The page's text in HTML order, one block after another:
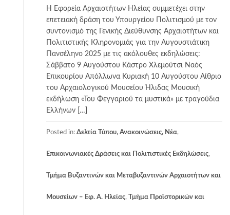
Η Εφορεία Αρχαιοτήτων Ηλείας συμμετέχει στην
επετειακή δράση του Υπουργείου Πολιτισμού με τον
συντονισμό της Γενικής Διεύθυνσης Αρχαιοτήτων και
Πολιτιστικής Κληρονομιάς για την Αυγουστιάτικη
Πανσέληνο 2025 με τις ακόλουθες εκδηλώσεις:
Σάββατο 9 Αυγούστου Κάστρο Χλεμούτσι Ναός
Επικουρίου Απόλλωνα Κυριακή 10 Αυγούστου Αίθριο
του Αρχαιολογικού Μουσείου Ήλιδας Μουσική
εκδήλωση «Του Φεγγαριού τα μυστικά» με τραγούδια
Ελλήνων […]
Posted in: Δελτία Τύπου, Ανακοινώσεις, Νέα,
Επικοινωνιακές Δράσεις και Πολιτιστικές Εκδηλώσεις,
Τμήμα Βυζαντινών και Μεταβυζαντινών Αρχαιοτήτων και
Μουσείων – Εφ. Α. Ηλείας, Τμήμα Προϊστορικών και